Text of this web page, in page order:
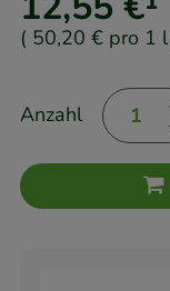
( 50,20 € pro 1 l
Anzahl